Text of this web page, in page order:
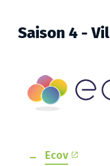
Saison 4 -
Ecov